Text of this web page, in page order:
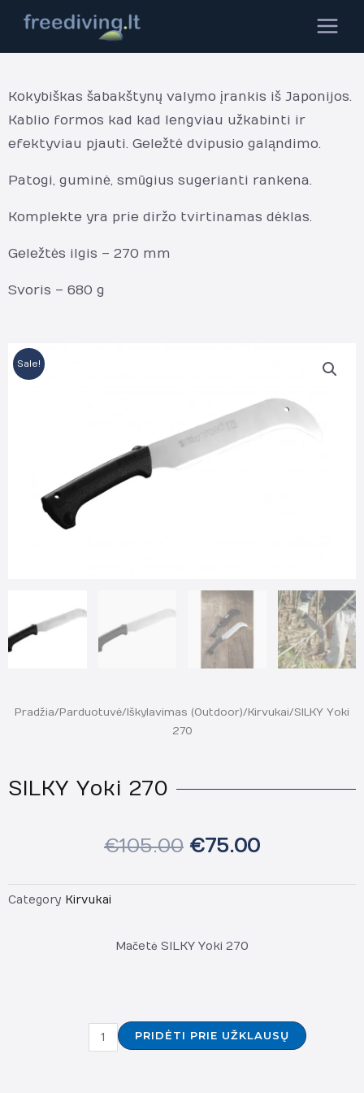
turinio
MAIN
Kokybiškas šabakštynų valymo įrankis iš Japonijos.
Kablio formos kad kad lengviau užkabinti ir
efektyviau pjauti. Geležtė dvipusio galąndimo.
Patogi, guminė, smūgius sugerianti rankena.
Komplekte yra prie diržo tvirtinamas dėklas.
Geležtės ilgis – 270 mm
Svoris – 680 g
Sale!
Pradžia/Parduotuvė/Iškylavimas (Outdoor)/Kirvukai/ SILKY Yoki
270
SILKY Yoki 270
€105.00 €75.00
Category Kirvukai
Mačetė SILKY Yoki 270
produkto
kiekis:
PRIDĖTI PRIE UŽKLAUSŲ